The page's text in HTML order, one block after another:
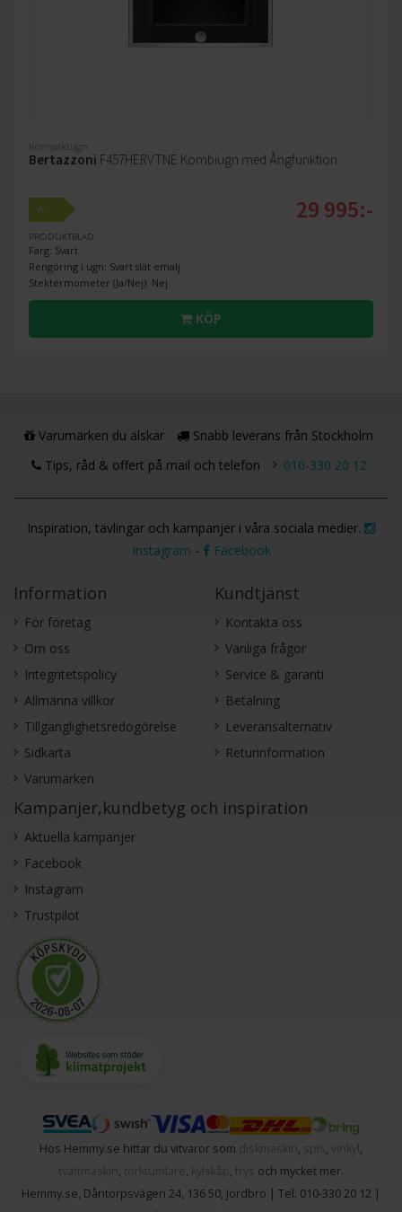
Kompaktugn
Bertazzoni F457HERVTNE Kombiugn med Ångfunktion
A+
PRODUKTBLAD
Färg: Svart
Rengöring i ugn: Svart slät emalj
Stektermometer (Ja/Nej): Nej
29 995:-
KÖP
Varumärken du älskar
Snabb leverans från Stockholm
Tips, råd & offert på mail och telefon
010-330 20 12
Inspiration, tävlingar och kampanjer i våra sociala medier.
Instagram - Facebook
Information
För företag
Om oss
Integritetspolicy
Allmänna villkor
Tillgänglighetsredogörelse
Sidkarta
Varumärken
Kundtjänst
Kontakta oss
Vanliga frågor
Service & garanti
Betalning
Leveransalternativ
Returinformation
Kampanjer,kundbetyg och inspiration
Aktuella kampanjer
Facebook
Instagram
Trustpilot
Hos Hemmy.se hittar du vitvaror som diskmaskin , spis , vinkyl ,
tvättmaskin , torktumlare , kylskåp , frys och mycket mer.
Hemmy.se, Dåntorpsvägen 24, 136 50, Jordbro | Tel: 010-330 20 12 |